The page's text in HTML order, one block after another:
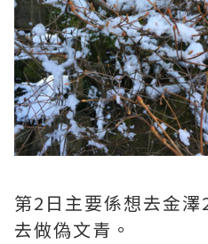
第2日主要係想去金
去做偽文青。